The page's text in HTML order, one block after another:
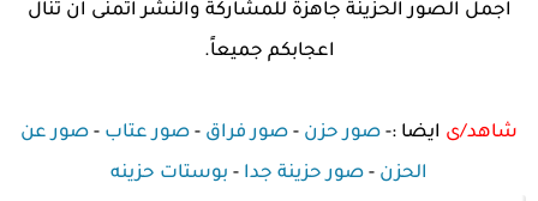
اجمل الصور الحزينة جاهزة للمشاركة والنشر اتمنى ان تنال
اعجابكم جميعاً.
شاهد/ى ايضا :- صور حزن - صور فراق - صور عتاب - صور عن
الحزن - صور حزينة جدا - بوستات حزينه